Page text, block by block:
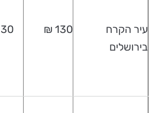
עיר הקרח
בירושלים
130 ₪